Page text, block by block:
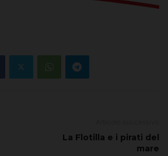
La Flotilla e i pirati del
mare